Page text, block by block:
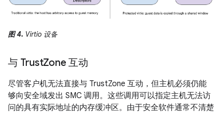
图 4. Virtio 设备
与 TrustZone 互动
尽管客户机无法直接与 TrustZone 互动，但主机必须仍能
够向安全域发出 SMC 调用。这些调用可以指定主机无法访
问的具有实际地址的内存缓冲区。由于安全软件通常不清楚